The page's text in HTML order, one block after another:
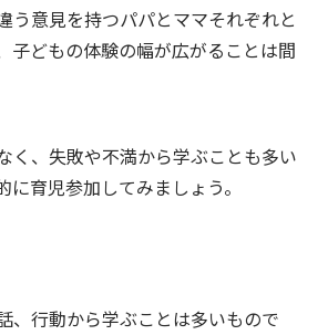
う意見を持つパパとママそれぞれと
子どもの体験の幅が広がることは間
く、失敗や不満から学ぶことも多い
に育児参加してみましょう。
、行動から学ぶことは多いもので